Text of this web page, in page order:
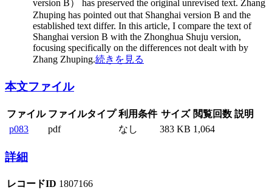
version B） has preserved the original unrevised text. Zhang
Zhuping has pointed out that Shanghai version B and the
established text differ. In this article, I compare the text of
Shanghai version B with the Zhonghua Shuju version,
focusing specifically on the differences not dealt with by
Zhang Zhuping.続きを見る
本文ファイル
ファイル ファイルタイプ 利用条件 サイズ 閲覧回数 説明
p083
pdf なし 383 KB 1,064
詳細
レコードID 1807166